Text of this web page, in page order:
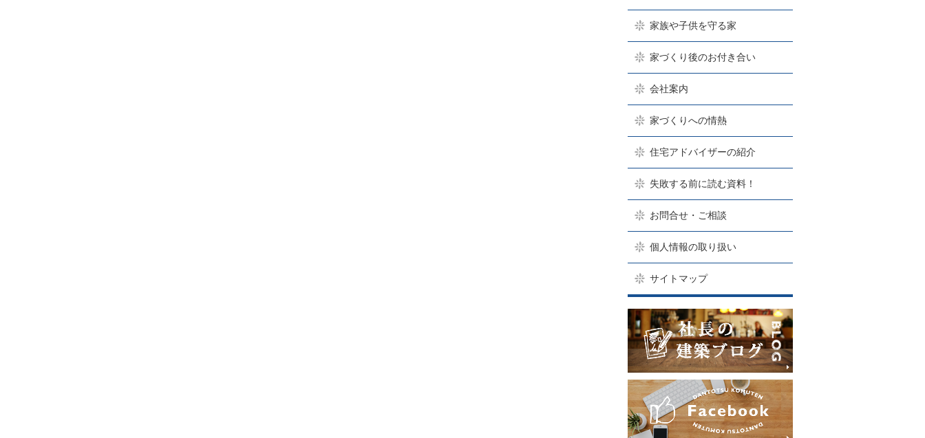
家族や子供を守る家
家づくり後のお付き合い
会社案内
家づくりへの情熱
住宅アドバイザーの紹介
失敗する前に読む資料！
お問合せ・ご相談
個人情報の取り扱い
サイトマップ